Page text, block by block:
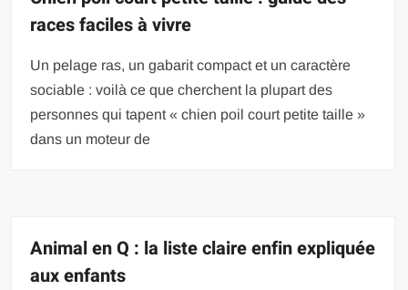
races faciles à vivre
Un pelage ras, un gabarit compact et un caractère
sociable : voilà ce que cherchent la plupart des
personnes qui tapent « chien poil court petite taille »
dans un moteur de
Animal en Q : la liste claire enfin expliquée
aux enfants